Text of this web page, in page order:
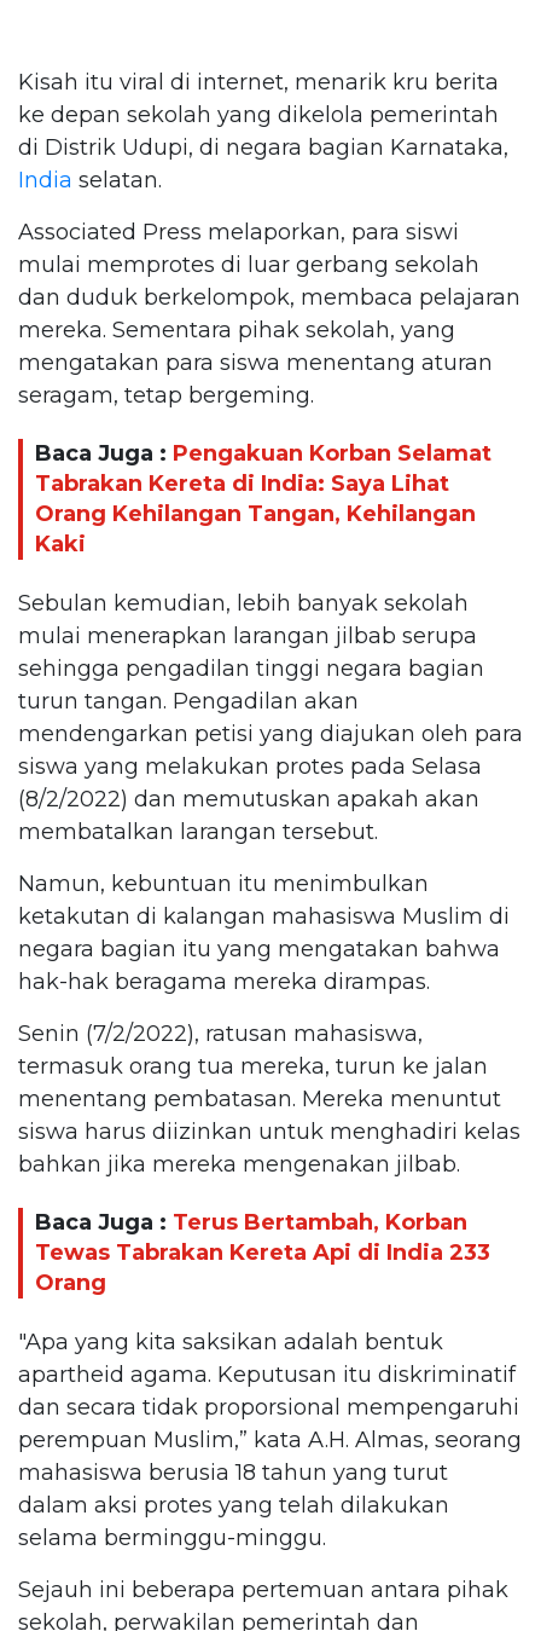
Kisah itu viral di internet, menarik kru berita
ke depan sekolah yang dikelola pemerintah
di Distrik Udupi, di negara bagian Karnataka,
India selatan.
Associated Press melaporkan, para siswi
mulai memprotes di luar gerbang sekolah
dan duduk berkelompok, membaca pelajaran
mereka. Sementara pihak sekolah, yang
mengatakan para siswa menentang aturan
seragam, tetap bergeming.
Baca Juga : Pengakuan Korban Selamat
Tabrakan Kereta di India: Saya Lihat
Orang Kehilangan Tangan, Kehilangan
Kaki
Sebulan kemudian, lebih banyak sekolah
mulai menerapkan larangan jilbab serupa
sehingga pengadilan tinggi negara bagian
turun tangan. Pengadilan akan
mendengarkan petisi yang diajukan oleh para
siswa yang melakukan protes pada Selasa
(8/2/2022) dan memutuskan apakah akan
membatalkan larangan tersebut.
Namun, kebuntuan itu menimbulkan
ketakutan di kalangan mahasiswa Muslim di
negara bagian itu yang mengatakan bahwa
hak-hak beragama mereka dirampas.
Senin (7/2/2022), ratusan mahasiswa,
termasuk orang tua mereka, turun ke jalan
menentang pembatasan. Mereka menuntut
siswa harus diizinkan untuk menghadiri kelas
bahkan jika mereka mengenakan jilbab.
Baca Juga : Terus Bertambah, Korban
Tewas Tabrakan Kereta Api di India 233
Orang
"Apa yang kita saksikan adalah bentuk
apartheid agama. Keputusan itu diskriminatif
dan secara tidak proporsional mempengaruhi
perempuan Muslim,” kata A.H. Almas, seorang
mahasiswa berusia 18 tahun yang turut
dalam aksi protes yang telah dilakukan
selama berminggu-minggu.
Sejauh ini beberapa pertemuan antara pihak
sekolah, perwakilan pemerintah dan